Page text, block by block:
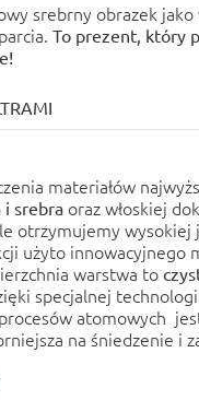
srebrny obrazek jako
To prezent, który
materiałów
i srebraoraz włoskiej
otrzymujemy wysokiej
użyto innowacyjnego
warstwa to
specjalnej
atomowych
na śniedzenie i
zabezpieczono